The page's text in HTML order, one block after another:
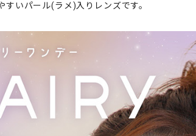
すいパール(ラメ)入りレンズです。